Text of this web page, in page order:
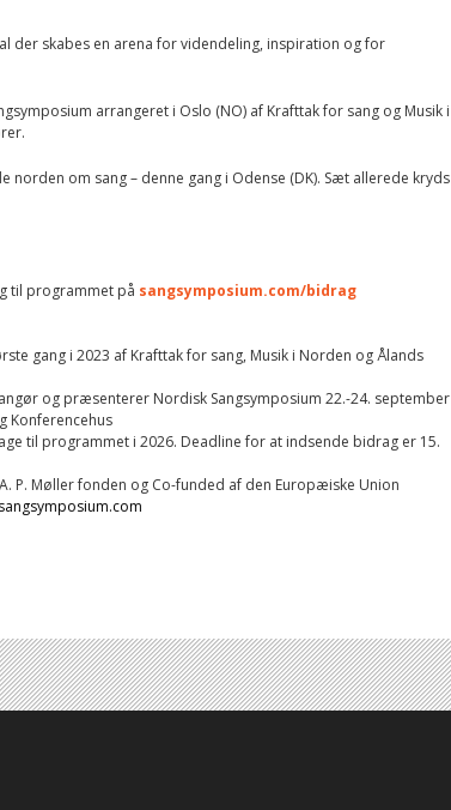
der skabes en arena for videndeling, inspiration og for
arrangeret i Oslo (NO) af Krafttak for sang og Musik i
norden om sang – denne gang i Odense (DK). Sæt allerede kryds
til programmet på sangsymposium.com/bidrag
gang i 2023 af Krafttak for sang, Musik i Norden og Ålands
og præsenterer Nordisk Sangsymposium 22.-24. september
Konferencehus
til programmet i 2026. Deadline for at indsende bidrag er 15.
P. Møller fonden og Co-funded af den Europæiske Union
sangsymposium.com